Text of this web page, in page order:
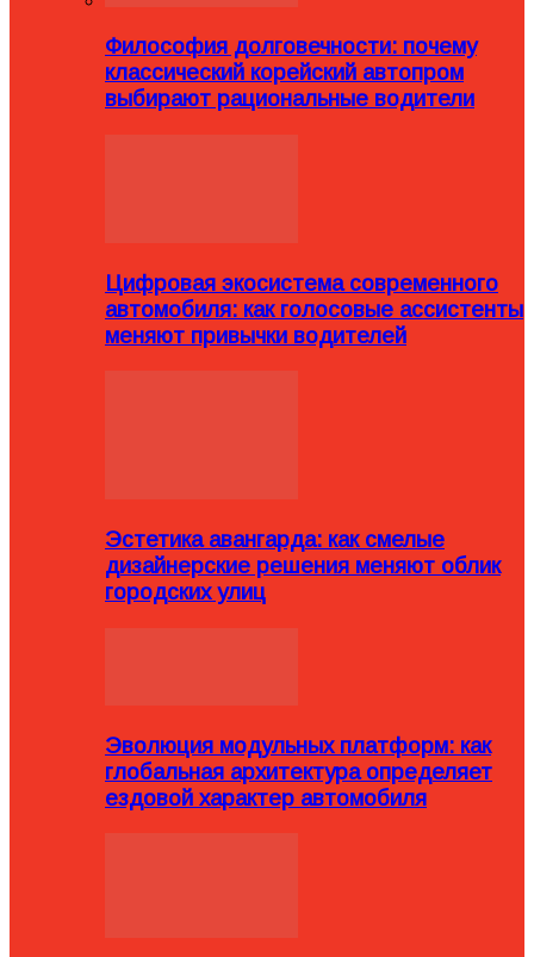
Философия долговечности: почему
классический корейский автопром
выбирают рациональные водители
Цифровая экосистема современного
автомобиля: как голосовые ассистенты
меняют привычки водителей
Эстетика авангарда: как смелые
дизайнерские решения меняют облик
городских улиц
Эволюция модульных платформ: как
глобальная архитектура определяет
ездовой характер автомобиля